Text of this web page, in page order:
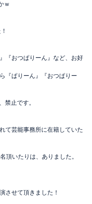
ｗ
『おつぱりーん』など、お好
『ぱりーん』『おつぱりー
禁止です。
て芸能事務所に在籍していた
頂いたりは、ありました。
させて頂きました！